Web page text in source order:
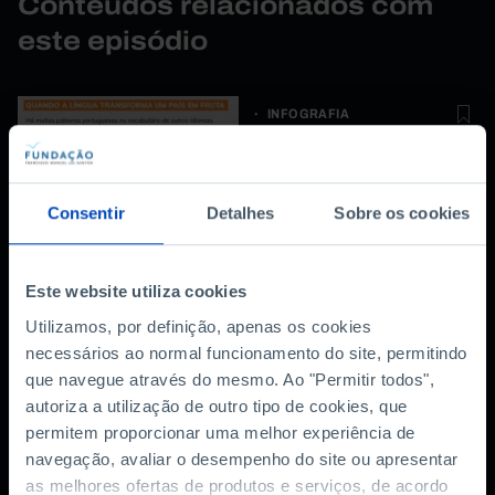
Consentir Detalhes Sobre os cookies
Este website utiliza cookies
Utilizamos, por definição, apenas os cookies
necessários ao normal funcionamento do site, permitindo
que navegue através do mesmo. Ao "Permitir todos",
autoriza a utilização de outro tipo de cookies, que
permitem proporcionar uma melhor experiência de
navegação, avaliar o desempenho do site ou apresentar
as melhores ofertas de produtos e serviços, de acordo
este episódio
INFOGRAFIA
ARTIGO
Que língua é esta? Um
artigo sobre o
português e os que o
falam